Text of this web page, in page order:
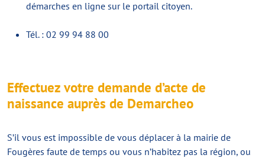
démarches en ligne sur le portail citoyen.
Tél. : 02 99 94 88 00
Effectuez votre demande d’acte de
naissance auprès de Demarcheo
S’il vous est impossible de vous déplacer à la mairie de
Fougères faute de temps ou vous n’habitez pas la région, ou